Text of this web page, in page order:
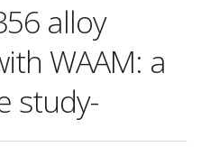
alloy
WAAM: a
study-